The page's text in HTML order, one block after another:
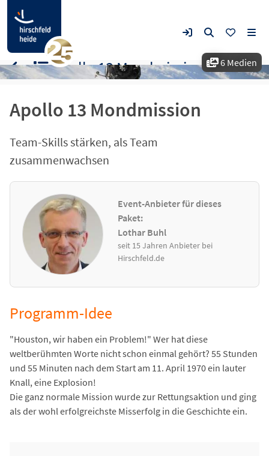
6 Medien
Apollo 13 Mondmission
Team-Skills stärken, als Team
zusammenwachsen
Event-Anbieter für dieses
Paket:
Lothar Buhl
seit 15 Jahren Anbieter bei
Hirschfeld.de
Apollo 13 Mondmission
Programm-Idee
"Houston, wir haben ein Problem!" Wer hat diese
weltberühmten Worte nicht schon einmal gehört? 55 Stunden
und 55 Minuten nach dem Start am 11. April 1970 ein lauter
Knall, eine Explosion!
Die ganz normale Mission wurde zur Rettungsaktion und ging
als der wohl erfolgreichste Misserfolg in die Geschichte ein.